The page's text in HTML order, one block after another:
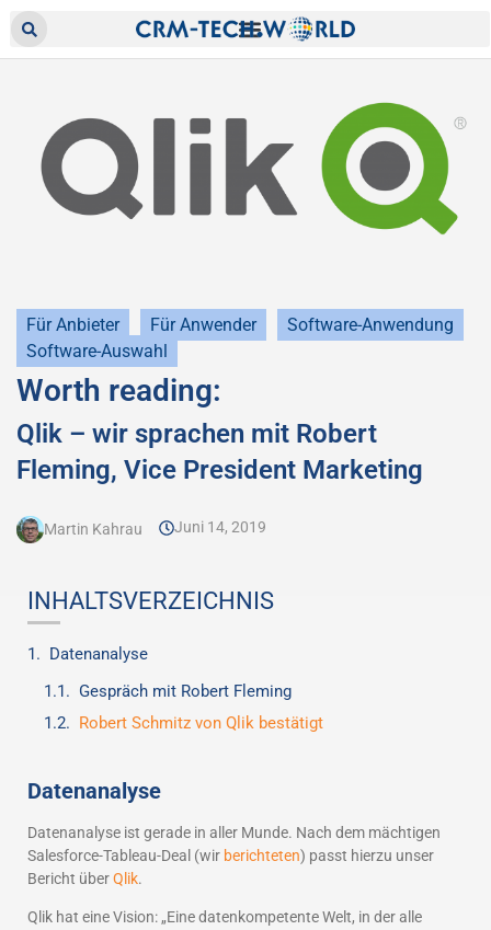
Für Anbieter Für Anwender
Software-Anwendung
Software-Auswahl
Worth reading:
Qlik – wir sprachen mit Robert
Fleming, Vice President Marketing
Martin Kahrau Juni 14, 2019
INHALTSVERZEICHNIS
Datenanalyse
Gespräch mit Robert Fleming
Robert Schmitz von Qlik bestätigt
Datenanalyse
Datenanalyse ist gerade in aller Munde. Nach dem mächtigen
Salesforce-Tableau-Deal (wir berichteten) passt hierzu unser
Bericht überQlik.
Qlik hat eine Vision: „Eine datenkompetente Welt, in der alle